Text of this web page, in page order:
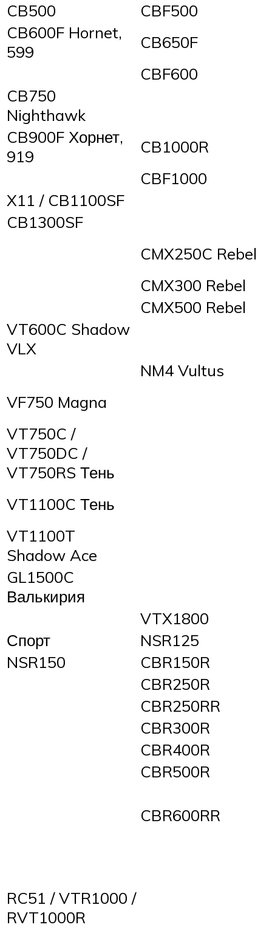
CB500
CBF500
CB600F Hornet,
599
CB650F
CBF600
CB750
Nighthawk
CB900F Хорнет,
919
CB1000R
CBF1000
X11 / CB1100SF
CB1300SF
CMX250C Rebel
CMX300 Rebel
CMX500 Rebel
VT600C Shadow
VLX
NM4 Vultus
VF750 Magna
VT750C /
VT750DC /
VT750RS Тень
VT1100C Тень
VT1100T
Shadow Ace
GL1500C
Валькирия
VTX1800
Спорт
NSR125
NSR150
CBR150R
CBR250R
CBR250RR
CBR300R
CBR400R
CBR500R
CBR600RR
RC51 / VTR1000 /
RVT1000R